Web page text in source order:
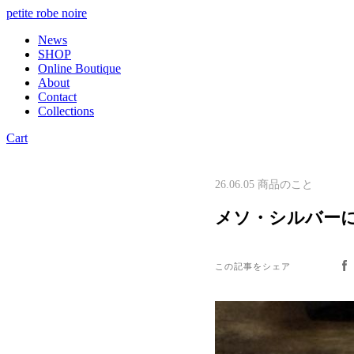
petite robe noire
News
SHOP
Online Boutique
About
Contact
Collections
Cart
26.06.05 商品のこと
メソ・シルバ
この記事をシェア